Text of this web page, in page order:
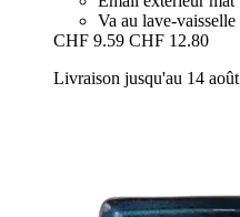
Va au lave-vaisselle
CHF 9.59 CHF 12.80
Livraison jusqu'au 14 août